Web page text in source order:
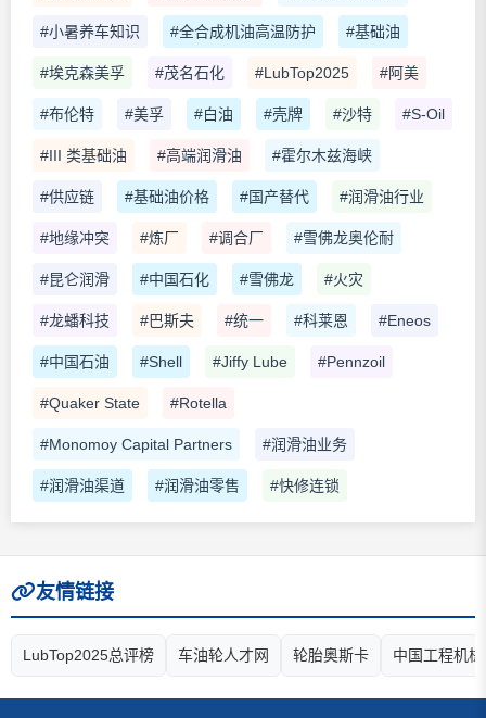
#小暑养车知识 #全合成机油高温防护 #基础油
#埃克森美孚 #茂名石化 #LubTop2025 #阿美
#布伦特 #美孚 #白油 #壳牌 #沙特 #S-Oil
#III 类基础油 #高端润滑油 #霍尔木兹海峡
#供应链 #基础油价格 #国产替代 #润滑油行业
#地缘冲突 #炼厂 #调合厂 #雪佛龙奥伦耐
#昆仑润滑 #中国石化 #雪佛龙 #火灾
#龙蟠科技 #巴斯夫 #统一 #科莱恩 #Eneos
#中国石油 #Shell #Jiffy Lube #Pennzoil
#Quaker State #Rotella
#Monomoy Capital Partners #润滑油业务
#润滑油渠道 #润滑油零售 #快修连锁
友情链接
LubTop2025总评榜 车油轮人才网 轮胎奥斯卡 中国工程机